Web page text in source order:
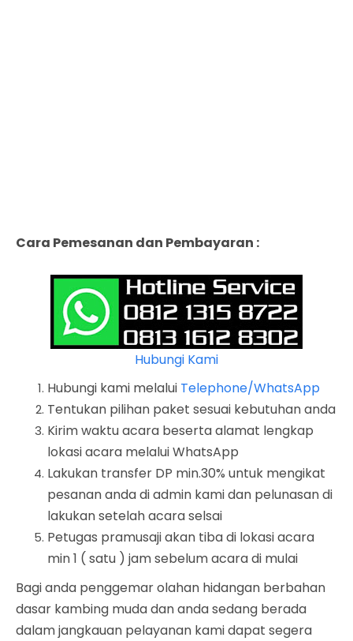
Cara Pemesanan dan Pembayaran :
Hubungi Kami
Hubungi kami melalui Telephone/WhatsApp
Tentukan pilihan paket sesuai kebutuhan anda
Kirim waktu acara beserta alamat lengkap
lokasi acara melalui WhatsApp
Lakukan transfer DP min.30% untuk mengikat
pesanan anda di admin kami dan pelunasan di
lakukan setelah acara selsai
Petugas pramusaji akan tiba di lokasi acara
min 1 ( satu ) jam sebelum acara di mulai
Bagi anda penggemar olahan hidangan berbahan
dasar kambing muda dan anda sedang berada
dalam jangkauan pelayanan kami dapat segera